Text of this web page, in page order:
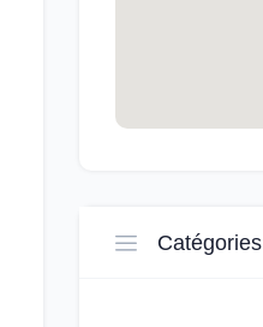
Catégories